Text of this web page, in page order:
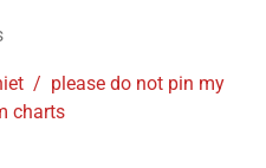
/ please do not pin my
charts